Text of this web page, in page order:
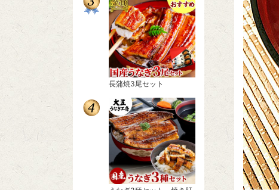
長蒲焼3尾セット